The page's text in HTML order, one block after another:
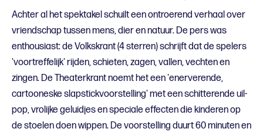
Achter al het spektakel schuilt een ontroerend verhaal over
vriendschap tussen mens, dier en natuur. De pers was
enthousiast: de Volkskrant (4 sterren) schrijft dat de spelers
'voortreffelijk' rijden, schieten, zagen, vallen, vechten en
zingen. De Theaterkrant noemt het een 'enerverende,
cartooneske slapstickvoorstelling' met een schitterende uil-
pop, vrolijke geluidjes en speciale effecten die kinderen op
de stoelen doen wippen. De voorstelling duurt 60 minuten en